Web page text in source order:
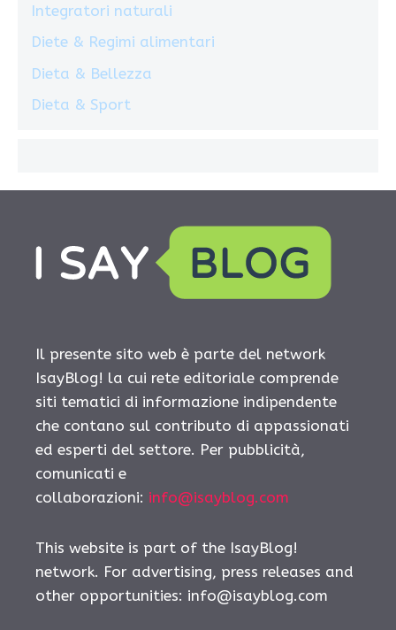
Integratori naturali
Diete & Regimi alimentari
Dieta & Bellezza
Dieta & Sport
Il presente sito web è parte del network
IsayBlog! la cui rete editoriale comprende
siti tematici di informazione indipendente
che contano sul contributo di appassionati
ed esperti del settore. Per pubblicità,
comunicati e
collaborazioni: info@isayblog.com
This website is part of the IsayBlog!
network. For advertising, press releases and
other opportunities: info@isayblog.com